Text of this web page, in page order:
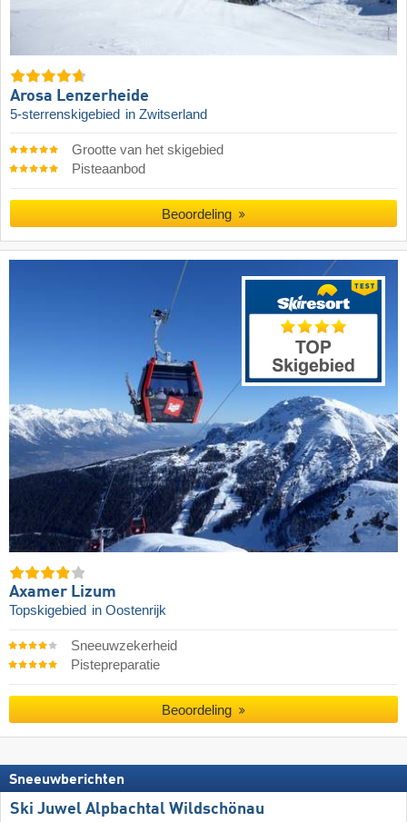
Arosa Lenzerheide
5-sterrenskigebied in Zwitserland
Grootte van het skigebied
Pisteaanbod
Beoordeling
Axamer Lizum
Topskigebied in Oostenrijk
Sneeuwzekerheid
Pistepreparatie
Beoordeling
Sneeuwberichten
Ski Juwel Alpbachtal Wildschönau